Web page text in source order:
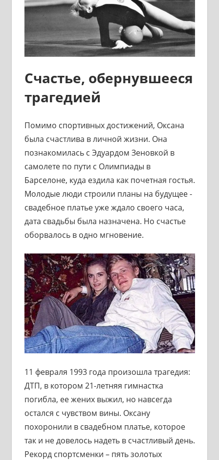
Счастье, обернувшееся
трагедией
Помимо спортивных достижений, Оксана
была счастлива в личной жизни. Она
познакомилась с Эдуардом Зеновкой в
самолете по пути с Олимпиады в
Барселоне, куда ездила как почетная гостья.
Молодые люди строили планы на будущее -
свадебное платье уже ждало своего часа,
дата свадьбы была назначена. Но счастье
оборвалось в одно мгновение.
11 февраля 1993 года произошла трагедия:
ДТП, в котором 21-летняя гимнастка
погибла, ее жених выжил, но навсегда
остался с чувством вины. Оксану
похоронили в свадебном платье, которое
так и не довелось надеть в счастливый день.
Рекорд спортсменки – пять золотых